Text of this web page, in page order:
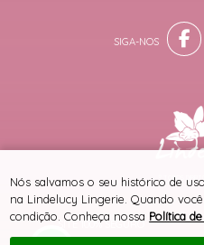
SITE 100% SEGURO
® TODOS
Nós salvamos o seu histórico de
na Lindelucy Lingerie. Quando
condição. Conheça nossa Política